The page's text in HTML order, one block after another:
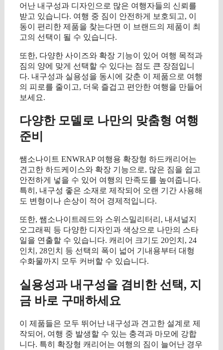
어난 내구성과 디자인으로 많은 여행자들의 신뢰를
받고 있습니다. 여행 중 짐이 안전하게 보호되고, 이
동이 편리한 제품을 찾는다면 이 브랜드의 제품이 최
고의 선택이 될 수 있습니다.
또한, 다양한 사이즈와 확장 기능이 있어 여행 목적과
짐의 양에 맞게 선택할 수 있다는 점도 큰 장점입니
다. 내구성과 실용성을 동시에 갖춘 이 제품으로 여행
의 피로를 줄이고, 더욱 즐겁고 편안한 여행을 만들어
보세요.
다양한 모델로 나만의 맞춤형 여행
준비
쌤소나이트 ENWRAP 여행용 확장형 하드캐리어는
견고한 하드케이스와 확장 기능으로, 많은 짐을 쉽고
안전하게 넣을 수 있어 여행의 만족도를 높여줍니다.
특히, 내구성 좋은 소재로 제작되어 오랜 기간 사용해
도 변형이나 손상이 적어 경제적입니다.
또한, 쌤소나이트레드와 스위스밀리터리, 내셔널지
오그래픽 등 다양한 디자인과 색상으로 나만의 스타
일을 연출할 수 있습니다. 캐리어 크기도 20인치, 24
인치, 28인치 등 선택의 폭이 넓어 기내용부터 대형
수화물까지 모두 커버할 수 있습니다.
실용성과 내구성을 겸비한 선택, 지
금 바로 구매하세요
이 제품들은 모두 뛰어난 내구성과 견고한 설계로 제
작되어, 여행 중 발생할 수 있는 충격과 마모에 강합
니다. 특히 확장형 캐리어는 여행의 짐이 늘어난 경우